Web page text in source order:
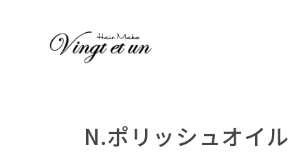
N.ポリッシュオイル